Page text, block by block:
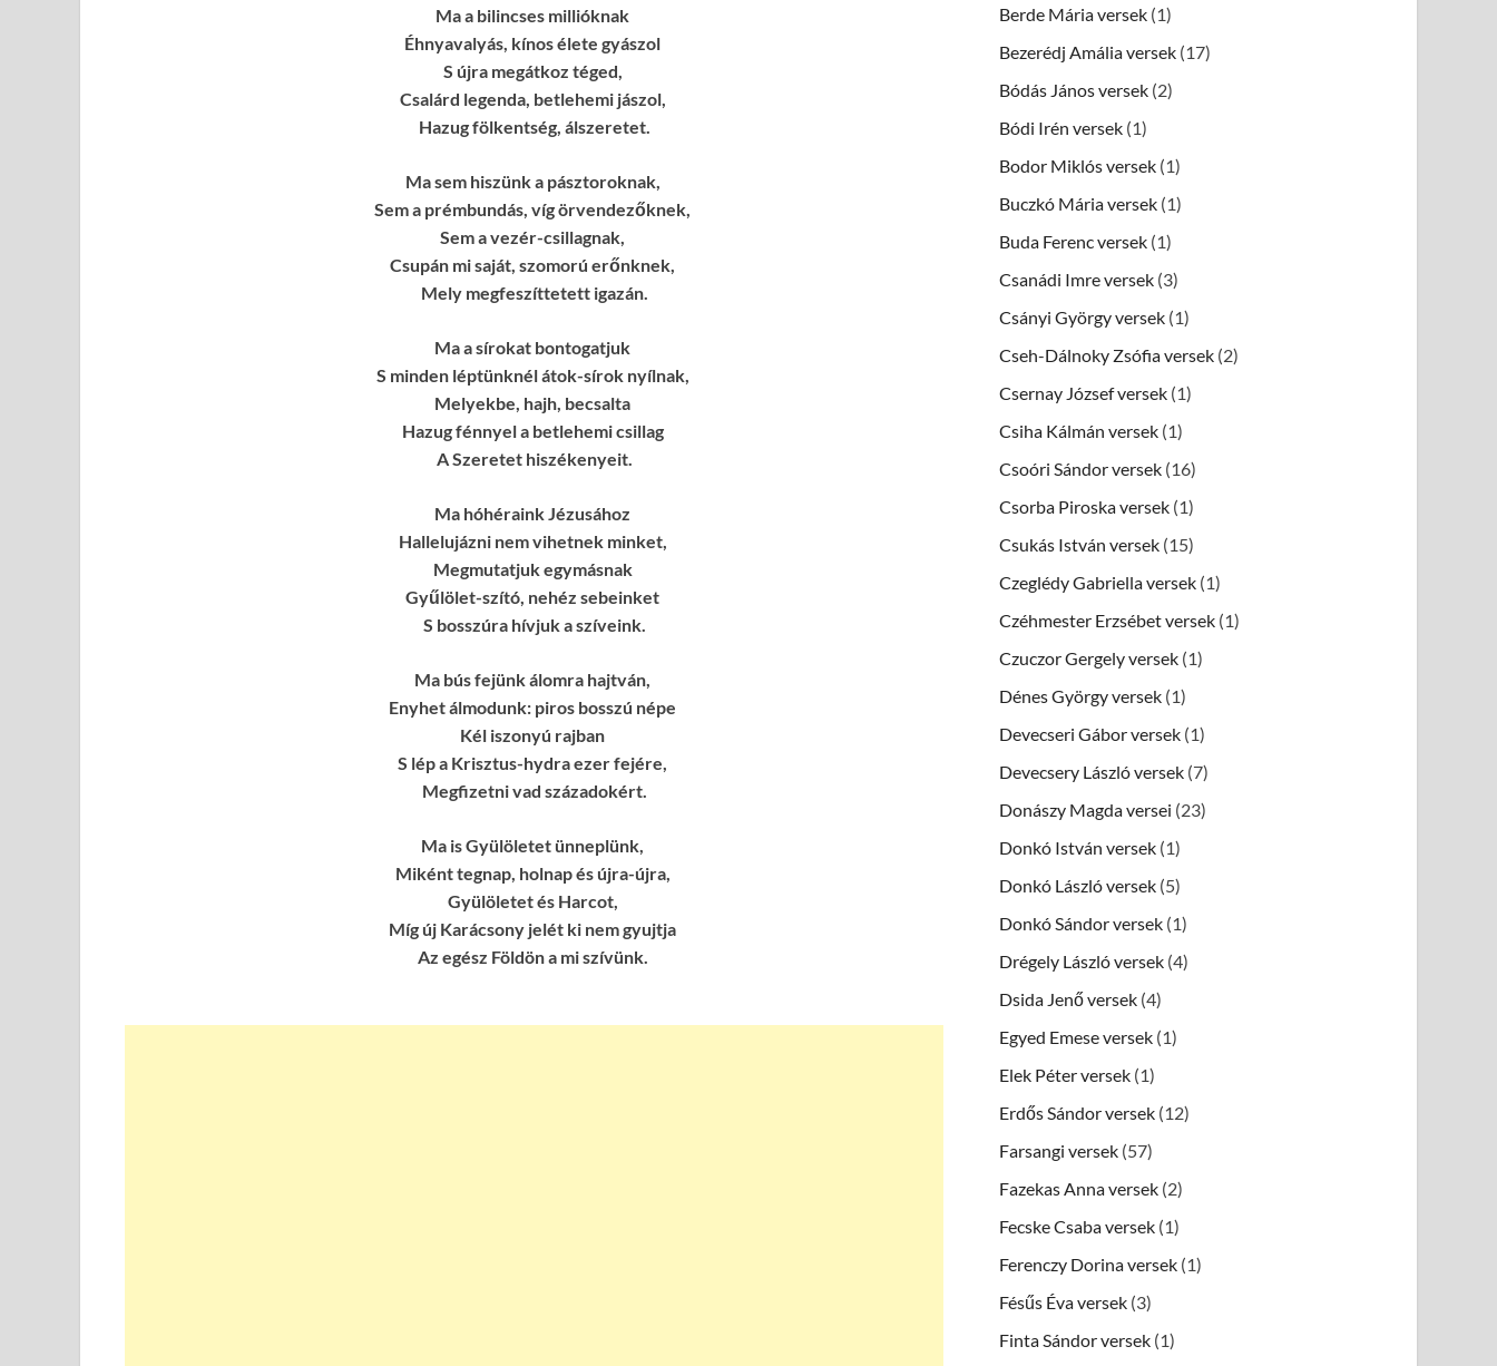
Ma a bilincses millióknak
Éhnyavalyás, kínos élete gyászol
S újra megátkoz téged,
Csalárd legenda, betlehemi jászol,
Hazug fölkentség, álszeretet.
Ma sem hiszünk a pásztoroknak,
Sem a prémbundás, víg örvendezőknek,
Sem a vezér-csillagnak,
Csupán mi saját, szomorú erőnknek,
Mely megfeszíttetett igazán.
Ma a sírokat bontogatjuk
S minden léptünknél átok-sírok nyílnak,
Melyekbe, hajh, becsalta
Hazug fénnyel a betlehemi csillag
A Szeretet hiszékenyeit.
Ma hóhéraink Jézusához
Hallelujázni nem vihetnek minket,
Megmutatjuk egymásnak
Gyűlölet-szító, nehéz sebeinket
S bosszúra hívjuk a szíveink.
Ma bús fejünk álomra hajtván,
Enyhet álmodunk: piros bosszú népe
Kél iszonyú rajban
S lép a Krisztus-hydra ezer fejére,
Megfizetni vad századokért.
Ma is Gyülöletet ünneplünk,
Miként tegnap, holnap és újra-újra,
Gyülöletet és Harcot,
Míg új Karácsony jelét ki nem gyujtja
Az egész Földön a mi szívünk.
Berde Mária versek (1)
Bezerédj Amália versek (17)
Bódás János versek (2)
Bódi Irén versek (1)
Bodor Miklós versek (1)
Buczkó Mária versek (1)
Buda Ferenc versek (1)
Csanádi Imre versek (3)
Csányi György versek (1)
Cseh-Dálnoky Zsófia versek (2)
Csernay József versek (1)
Csiha Kálmán versek (1)
Csoóri Sándor versek (16)
Csorba Piroska versek (1)
Csukás István versek (15)
Czeglédy Gabriella versek (1)
Czéhmester Erzsébet versek (1)
Czuczor Gergely versek (1)
Dénes György versek (1)
Devecseri Gábor versek (1)
Devecsery László versek (7)
Donászy Magda versei (23)
Donkó István versek (1)
Donkó László versek (5)
Donkó Sándor versek (1)
Drégely László versek (4)
Dsida Jenő versek (4)
Egyed Emese versek (1)
Elek Péter versek (1)
Erdős Sándor versek (12)
Farsangi versek (57)
Fazekas Anna versek (2)
Fecske Csaba versek (1)
Ferenczy Dorina versek (1)
Fésűs Éva versek (3)
Finta Sándor versek (1)